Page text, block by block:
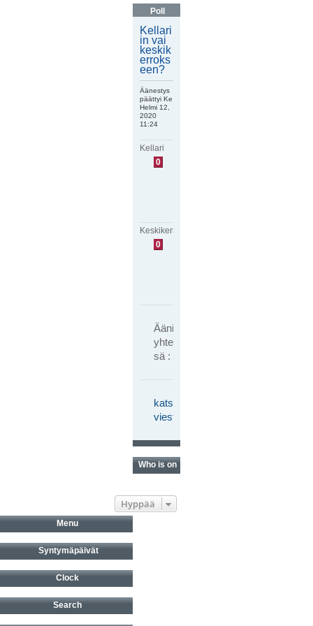
Poll
Kellari
in vai
keskik
erroks
een?
Äänestys
päättyi Ke
Helmi 12,
2020
11:24
Kellari
0
Keskikerros
0
Ääniä
yhteen
sä : 0
katso
viestiketjua
Who is online?
Hyppää
Menu
Syntymäpäivät
Clock
Search